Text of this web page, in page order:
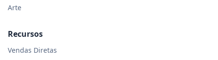
Arte
Recursos
Vendas Diretas